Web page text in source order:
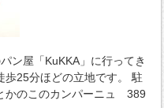
ン屋「KuKKA」に行ってき
歩25分ほどの立地です。 駐
かのこのカンパーニュ 389